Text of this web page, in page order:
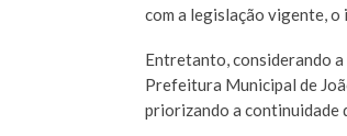
com a legislação vigente, o
Entretanto, considerando
Prefeitura Municipal de
priorizando a continuidade